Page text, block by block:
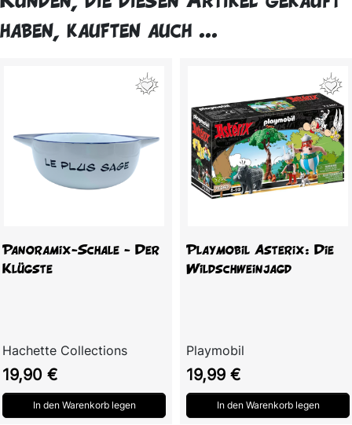
haben, kauften auch ...
Panoramix-Schale - Der
Klügste
Hachette Collections
Preis
19,90 €
In den Warenkorb legen
Playmobil Asterix: Die
Wildschweinjagd
Playmobil
Preis
19,99 €
In den Warenkorb legen